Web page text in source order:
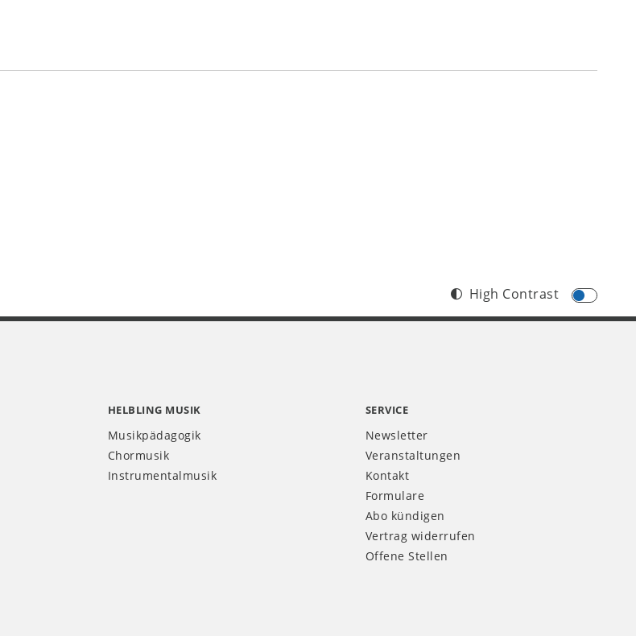
High Contrast
HELBLING MUSIK
Musikpädagogik
Chormusik
Instrumentalmusik
SERVICE
Newsletter
Veranstaltungen
Kontakt
Formulare
Abo kündigen
Vertrag widerrufen
Offene Stellen